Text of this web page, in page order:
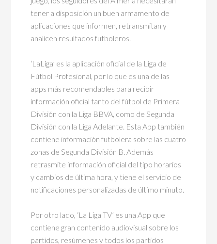
tener a disposición un buen armamento de
aplicaciones que informen, retransmitan y
analicen resultados futboleros.
‘LaLiga’ es la aplicación oficial de la Liga de
Fútbol Profesional, por lo que es una de las
apps más recomendables para recibir
información oficial tanto del fútbol de Primera
División con la Liga BBVA, como de Segunda
División con la Liga Adelante. Esta App también
contiene información futbolera sobre las cuatro
zonas de Segunda División B. Además
retrasmite información oficial del tipo horarios
y cambios de última hora, y tiene el servicio de
notificaciones personalizadas de último minuto.
Por otro lado, ‘La Liga TV’ es una App que
contiene gran contenido audiovisual sobre los
partidos, resúmenes y todos los partidos